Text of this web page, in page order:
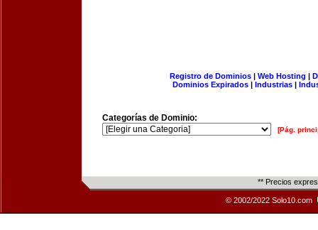
Registro de Dominios| Web Hosting |
Dominios Expirados | Industrias |
Categorías de Dominio:
[Pág.
** Precios
© 2002/2022 Solo10.com